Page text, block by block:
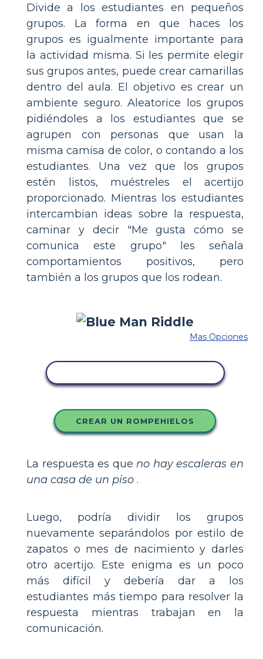
Divide a los estudiantes en pequeños
grupos. La forma en que haces los
grupos es igualmente importante para
la actividad misma. Si les permite elegir
sus grupos antes, puede crear camarillas
dentro del aula. El objetivo es crear un
ambiente seguro. Aleatorice los grupos
pidiéndoles a los estudiantes que se
agrupen con personas que usan la
misma camisa de color, o contando a los
estudiantes. Una vez que los grupos
estén listos, muéstreles el acertijo
proporcionado. Mientras los estudiantes
intercambian ideas sobre la respuesta,
caminar y decir "Me gusta cómo se
comunica este grupo" les señala
comportamientos positivos, pero
también a los grupos que los rodean.
Mas Opciones
CREAR UN ROMPEHIELOS
La respuesta es que no hay escaleras en
una casa de un piso .
Luego, podría dividir los grupos
nuevamente separándolos por estilo de
zapatos o mes de nacimiento y darles
otro acertijo. Este enigma es un poco
más difícil y debería dar a los
estudiantes más tiempo para resolver la
respuesta mientras trabajan en la
comunicación.